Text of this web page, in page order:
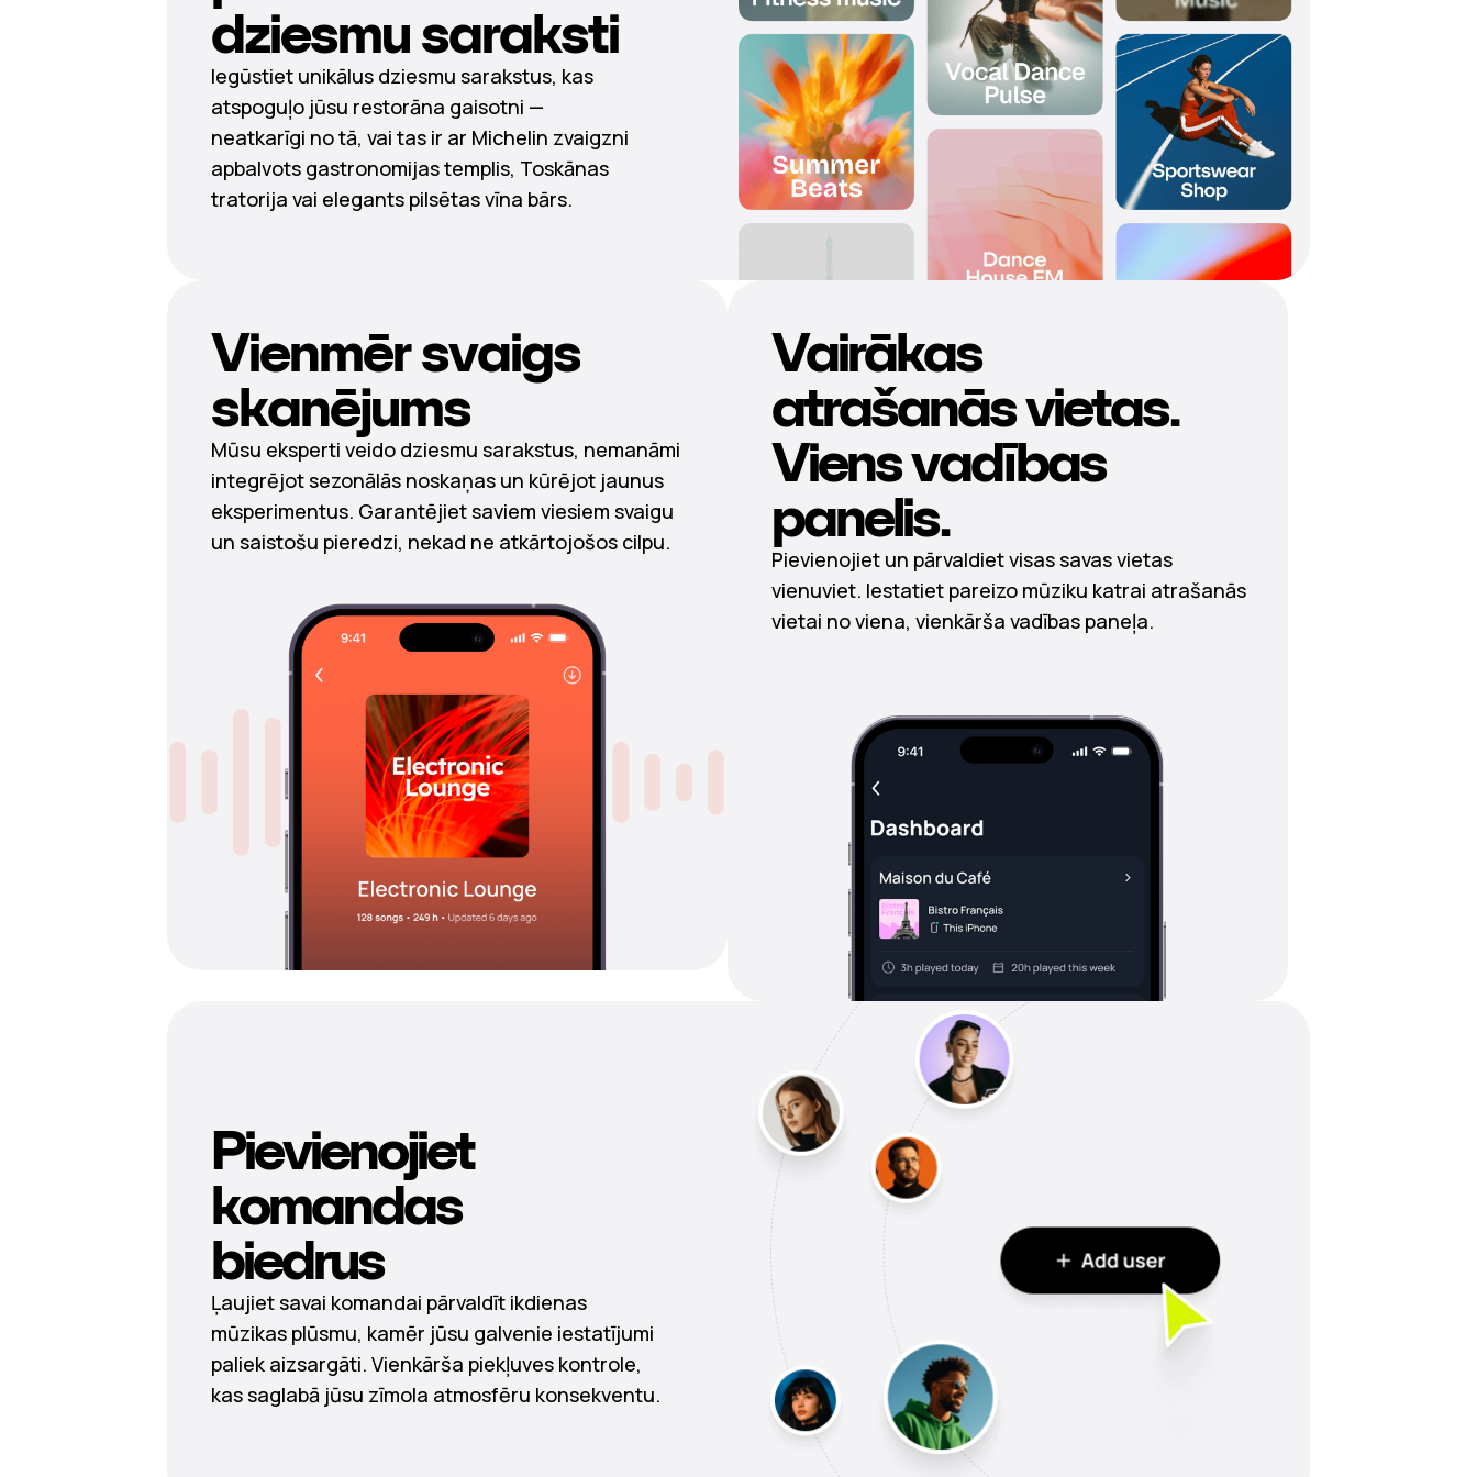
dziesmu saraksti
Iegūstiet unikālus dziesmu sarakstus, kas
atspoguļo jūsu restorāna gaisotni —
neatkarīgi no tā, vai tas ir ar Michelin zvaigzni
apbalvots gastronomijas templis, Toskānas
tratorija vai elegants pilsētas vīna bārs.
Vienmēr svaigs
skanējums
Mūsu eksperti veido dziesmu sarakstus, nemanāmi
integrējot sezonālās noskaņas un kūrējot jaunus
eksperimentus. Garantējiet saviem viesiem svaigu
un saistošu pieredzi, nekad ne atkārtojošos cilpu.
Vairākas
atrašanās vietas.
Viens vadības
panelis.
Pievienojiet un pārvaldiet visas savas vietas
vienuviet. Iestatiet pareizo mūziku katrai atrašanās
vietai no viena, vienkārša vadības paneļa.
Pievienojiet
komandas
biedrus
Ļaujiet savai komandai pārvaldīt ikdienas
mūzikas plūsmu, kamēr jūsu galvenie iestatījumi
paliek aizsargāti. Vienkārša piekļuves kontrole,
kas saglabā jūsu zīmola atmosfēru konsekventu.